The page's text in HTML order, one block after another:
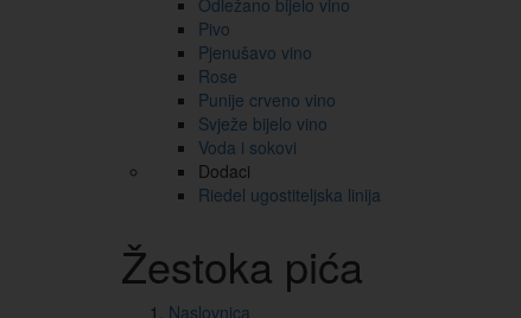
Odležano bijelo vino
Pivo
Pjenušavo vino
Rose
Punije crveno vino
Svježe bijelo vino
Voda i sokovi
Dodaci
Riedel ugostiteljska linija
Žestoka pića
Naslovnica